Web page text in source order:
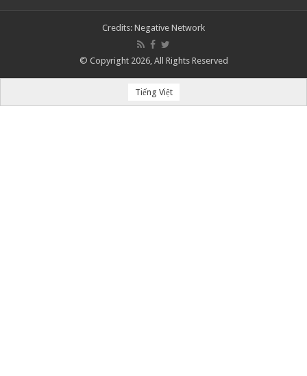
Credits: Negative Network
© Copyright 2026, All Rights Reserved
Tiếng Việt